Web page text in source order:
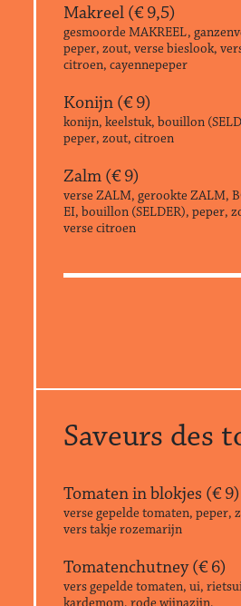
Makreel (€9,5)
gesmoorde MAKREEL,
peper, zout, verse bieslook,
citroen, cayennepeper
Konijn (€9)
konijn, keelstuk, bouillon
peper, zout, citroen
Zalm (€9)
verse ZALM, gerookte ZALM,
EI, bouillon (SELDER), peper,
verse citroen
Saveurs des
Tomaten in blokjes (€9)
verse gepelde tomaten, peper,
vers takje rozemarijn
Tomatenchutney (€6)
vers gepelde tomaten, ui,
kardemom, rode wijnazijn,